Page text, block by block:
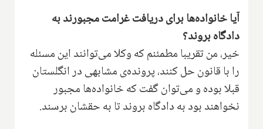
آیا خانواده‌ها برای دریافت غرامت مجبورند به
دادگاه بروند؟
خیر، من تقریبا مطمئنم که وکلا می‌توانند این مسئله
را با قانون حل کنند، پرونده‌ی مشابهی در انگلستان
قبلا بوده و می‌توان گفت که خانواده‌ها مجبور
نخواهند بود به دادگاه بروند تا به حقشان برسند.